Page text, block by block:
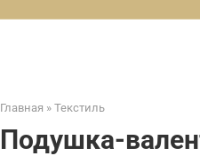
Главная » Текстиль
Подушка-